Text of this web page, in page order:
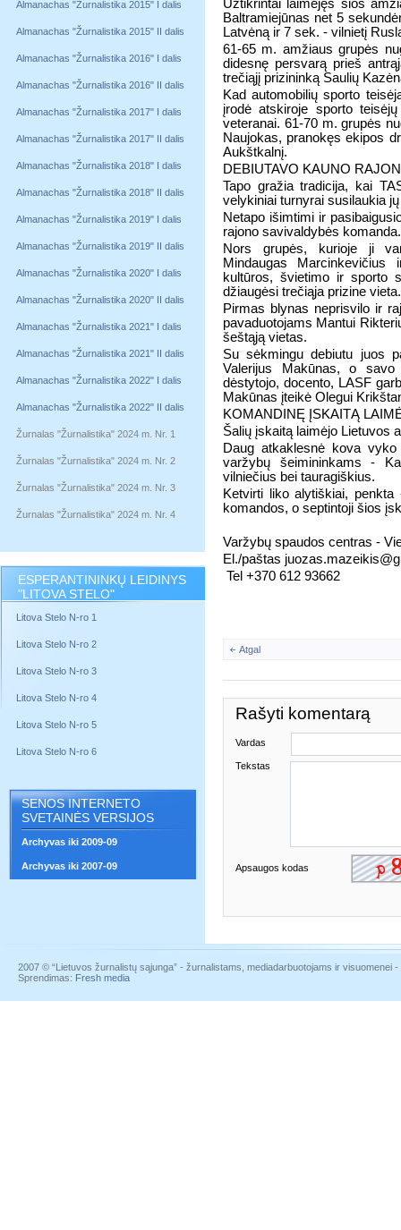
Almanachas "Žurnalistika 2015" I dalis
Almanachas "Žurnalistika 2015" II dalis
Almanachas "Žurnalistika 2016" I dalis
Almanachas "Žurnalistika 2016" II dalis
Almanachas "Žurnalistika 2017" I dalis
Almanachas "Žurnalistika 2017" II dalis
Almanachas "Žurnalistika 2018" I dalis
Almanachas "Žurnalistika 2018" II dalis
Almanachas "Žurnalistika 2019" I dalis
Almanachas "Žurnalistika 2019" II dalis
Almanachas "Žurnalistika 2020" I dalis
Almanachas "Žurnalistika 2020" II dalis
Almanachas "Žurnalistika 2021" I dalis
Almanachas "Žurnalistika 2021" II dalis
Almanachas "Žurnalistika 2022" I dalis
Almanachas "Žurnalistika 2022" II dalis
Žurnalas "Žurnalistika" 2024 m. Nr. 1
Žurnalas "Žurnalistika" 2024 m. Nr. 2
Žurnalas "Žurnalistika" 2024 m. Nr. 3
Žurnalas "Žurnalistika" 2024 m. Nr. 4
ESPERANTININKŲ LEIDINYS
"LITOVA STELO"
Litova Stelo N-ro 1
Litova Stelo N-ro 2
Litova Stelo N-ro 3
Litova Stelo N-ro 4
Litova Stelo N-ro 5
Litova Stelo N-ro 6
SENOS INTERNETO
SVETAINĖS VERSIJOS
Archyvas iki 2009-09
Archyvas iki 2007-09
Užtikrintai laimėjęs šios
Baltramiejūnas net 5
Latvėną ir 7 sek. - vilnietį
61-65 m. amžiaus grupės
didesnę persvarą prieš
trečiąjį prizininką Saulių
Kad automobilių sporto
įrodė atskiroje sporto
veteranai. 61-70 m. grupės
Naujokas, pranokęs ekipos
Aukštkalnį.
DEBIUTAVO KAUNO
Tapo gražia tradicija, kai
velykiniai turnyrai susilaukia
Netapo išimtimi ir
rajono savivaldybės komanda.
Nors grupės, kurioje ji
Mindaugas
kultūros, švietimo ir sporto
džiaugėsi trečiąja prizine vieta.
Pirmas blynas neprisvilo ir
pavaduotojams Mantui
šeštąją vietas.
Su sėkmingu debiutu juos
Valerijus Makūnas, o
dėstytojo, docento, LASF
Makūnas įteikė Olegui
KOMANDINĘ ĮSKAITĄ
Šalių įskaitą laimėjo Lietuvos
Daug atkaklesnė kova
varžybų šeimininkams -
vilniečius bei tauragiškius.
Ketvirti liko alytiškiai,
komandos, o septintoji šios
Varžybų spaudos centras -
El./paštas
Tel +370 612 93662
Atgal
Rašyti komentarą
Vardas
Tekstas
Apsaugos kodas
2007 © “Lietuvos žurnalistų sąjunga” - žurnalistams, mediadarbuotojams ir visuomenei
Sprendimas: Fresh media